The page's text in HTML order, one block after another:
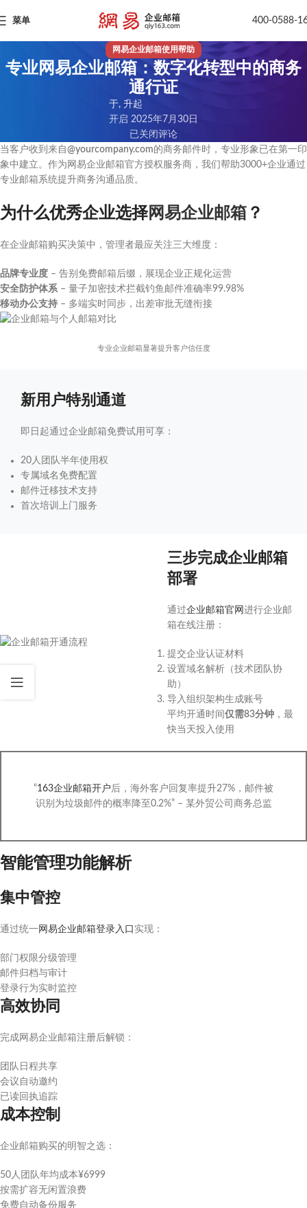
菜单 400-0588-
网易企业邮箱使用帮助
专业网易企业邮箱：数字化转型中的商务
通行证
于, 升起
开启 2025年7月30日
已关闭评论
当客户收到来自 @yourcompany.com的商务邮件时，专业形象已在第一印
象中建立。作为网易企业邮箱官方授权服务商，我们帮助3000+企业通过
专业邮箱系统提升商务沟通品质。
为什么优秀企业选择网易企业邮箱 ？
在企业邮箱购买决策中，管理者最应关注三大维度：
品牌专业度 – 告别免费邮箱后缀，展现企业正规化运营
安全防护体系 – 量子加密技术拦截钓鱼邮件准确率99.98%
移动办公支持 – 多端实时同步，出差审批无缝衔接
专业企业邮箱显著提升客户信任度
新用户特别通道
即日起通过企业邮箱免费试用可享：
20人团队半年使用权
专属域名免费配置
邮件迁移技术支持
首次培训上门服务
三步完成企业邮箱
部署
通过企业邮箱官网 进行企业邮
箱在线注册：
提交企业认证材料
设置域名解析（技术团队协
助）
导入组织架构生成账号
平均开通时间 仅需83分钟 ，最
快当天投入使用
“163企业邮箱开户后，海外客户回复率提升27%，邮件被
识别为垃圾邮件的概率降至0.2%” – 某外贸公司商务总监
智能管理功能解析
集中管控
通过统一 网易企业邮箱登录入口 实现：
部门权限分级管理
邮件归档与审计
登录行为实时监控
高效协同
完成网易企业邮箱注册后解锁：
团队日程共享
会议自动邀约
已读回执追踪
成本控制
企业邮箱购买的明智之选：
50人团队年均成本¥6999
按需扩容无闲置浪费
免费自动备份服务